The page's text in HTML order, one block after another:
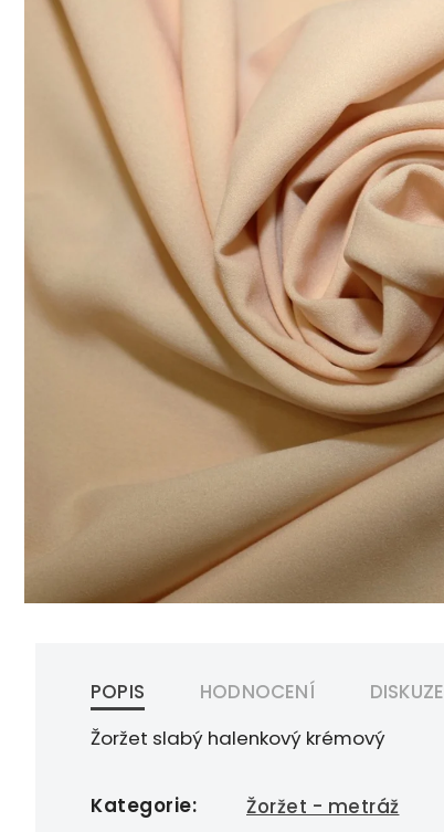
POPIS HODNOCENÍ
DISKUZE
Žoržet slabý halenkový krémový
Kategorie:
Žoržet - metráž